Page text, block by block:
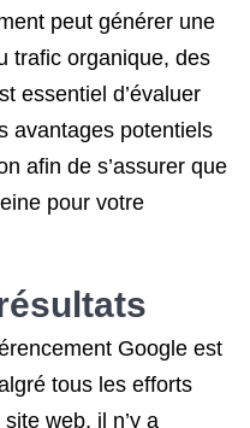
peut générer une
trafic organique, des
essentiel d’évaluer
avantages potentiels
afin de s’assurer que
pour votre
Google est
tous les efforts
web, il n’y a